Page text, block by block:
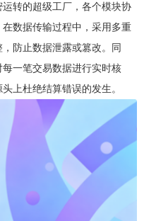
转的超级工厂，各个模块协
数据传输过程中，采用多重
防止数据泄露或篡改。同
一笔交易数据进行实时核
上杜绝结算错误的发生。